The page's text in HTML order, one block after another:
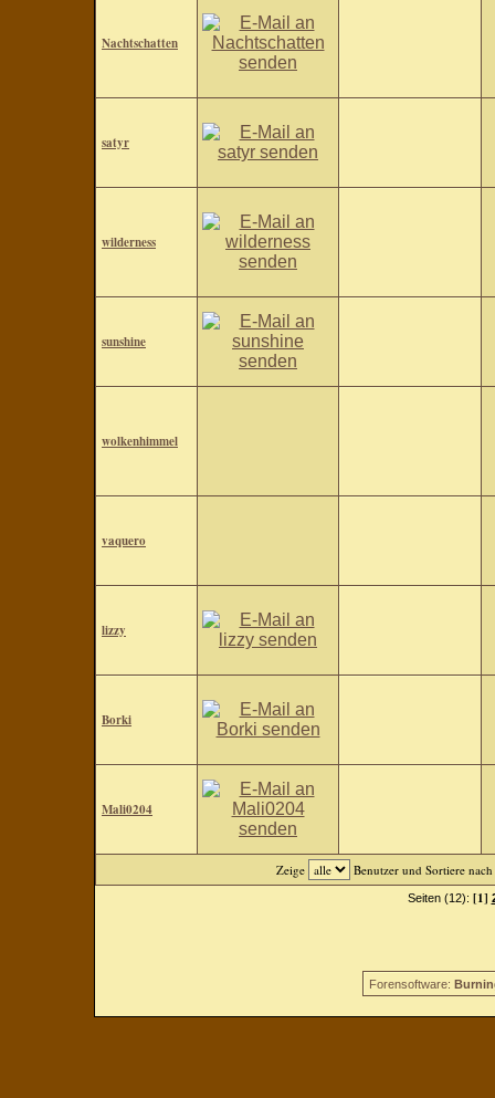
Nachtschatten
satyr
wilderness
sunshine
wolkenhimmel
vaquero
lizzy
Borki
Mali0204
Zeige Benutzer und Sortiere nach
Seiten (12): [1]
Forensoftware: